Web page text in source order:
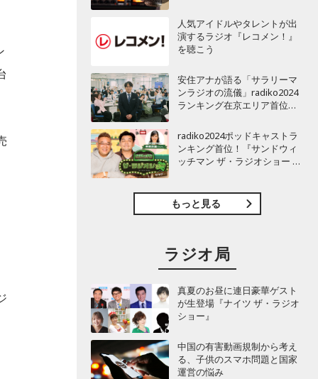
人気アイドルやタレントが出
演するラジオ『レコメン！』
を聴こう
安住アナが語る「サラリーマ
ンラジオの流儀」radiko2024
ランキング在京エリア首位
曜天国』インタビュー
radiko2024ポッドキャストラ
ンキング首位！『サンドウィ
ッチマン ザ・ラジオショー サ
もっと見る
ラジオ局
真夏のお昼に連日豪華ゲスト
が生登場『ナイツ ザ・ラジオ
ショー』
中国の有害動画規制から考え
る、子供のスマホ問題と国家
運営の悩み